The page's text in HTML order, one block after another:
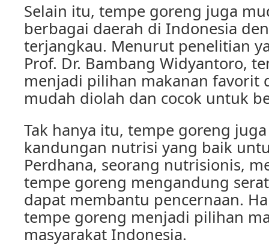
Selain itu, tempe goreng juga
berbagai daerah di Indonesia
terjangkau. Menurut penelitian
Prof. Dr. Bambang Widyantoro,
menjadi pilihan makanan favorit
mudah diolah dan cocok untuk
Tak hanya itu, tempe goreng
kandungan nutrisi yang baik
Perdhana, seorang nutrisionis,
tempe goreng mengandung
dapat membantu pencernaan.
tempe goreng menjadi pilihan
masyarakat Indonesia.